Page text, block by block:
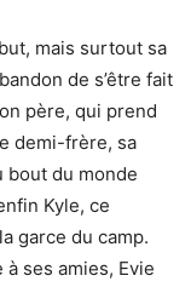
mais surtout sa
de s’être fait
père, qui prend
demi-frère, sa
bout du monde
Kyle, ce
garce du camp.
ses amies, Evie